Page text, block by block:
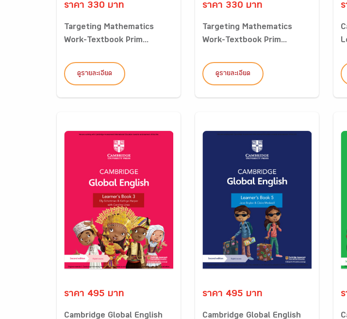
ราคา 330 บาท
Targeting Mathematics
Work-Textbook Prim...
ดูรายละเอียด
ราคา 330 บาท
Targeting Mathematics
Work-Textbook Prim...
ดูรายละเอียด
ราคา 495 บาท
Cambridge Global English
ราคา 495 บาท
Cambridge Global English